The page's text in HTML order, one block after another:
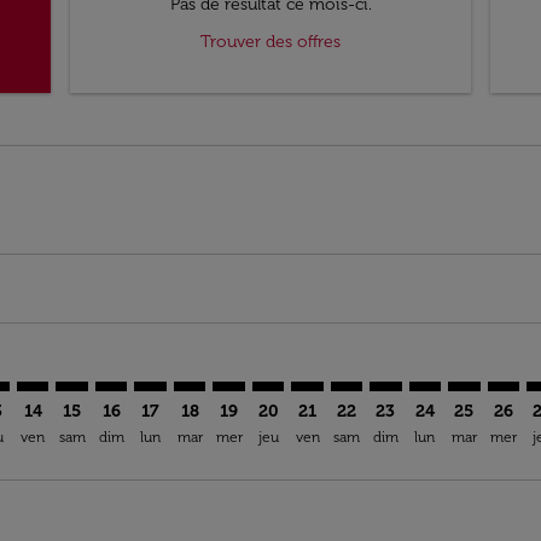
Pas de résultat ce mois-ci.
Trouver des offres
14
ven
15
sam
16
dim
17
lun
18
mar
CGK–ARN: cmp-view-offers-
19
mer
CGK–ARN: cmp-view-offers-
20
jeu
CGK–ARN: cmp-view-
21
ven
CGK–ARN: cmp-view-
22
sam
CGK–ARN: cmp-
23
dim
CGK–ARN:
24
lun
25
mar
26
mer